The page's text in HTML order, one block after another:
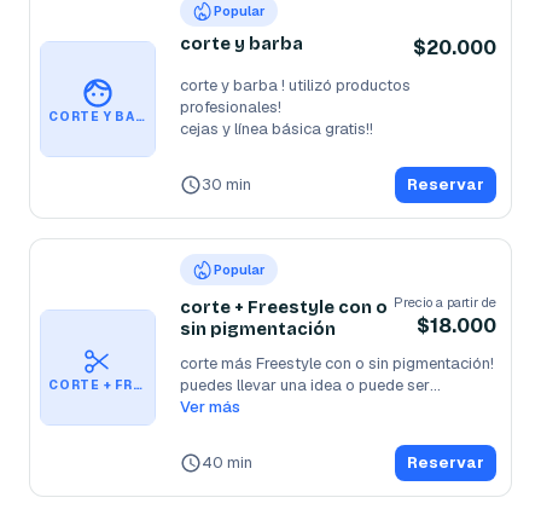
CORTE Y BARBA
Popular
corte y barba $20.000
corte y barba ! utilizó productos
profesionales!
cejas y línea básica gratis!!
30 min Reservar
CORTE + FREESTYLE CON O SIN PIGMENTACIÓN
Popular
corte + Freestyle con o
sin pigmentación
Precio a partir de
$18.000
corte más Freestyle con o sin pigmentación!
puedes llevar una idea o puede ser...
Ver más
40 min Reservar